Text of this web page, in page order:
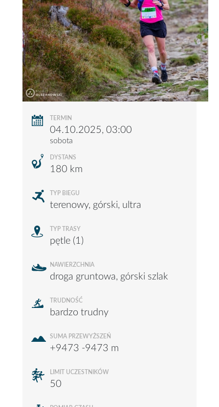
TERMIN
04.10.2025, 03:00
sobota
DYSTANS
180 km
TYP BIEGU
terenowy, górski, ultra
TYP TRASY
pętle (1)
NAWIERZCHNIA
droga gruntowa, górski szlak
TRUDNOŚĆ
bardzo trudny
SUMA PRZEWYŻSZEŃ
+9473 -9473 m
LIMIT UCZESTNIKÓW
50